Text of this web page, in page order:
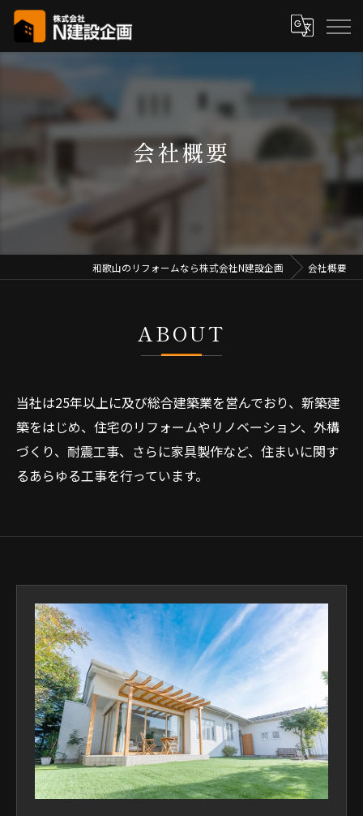
会社概要
和歌山のリフォームなら株式会社N建設企画 会社概要
ABOUT
当社は25年以上に及び総合建築業を営んでおり、新築建
築をはじめ、住宅のリフォームやリノベーション、外構
づくり、耐震工事、さらに家具製作など、住まいに関す
るあらゆる工事を行っています。